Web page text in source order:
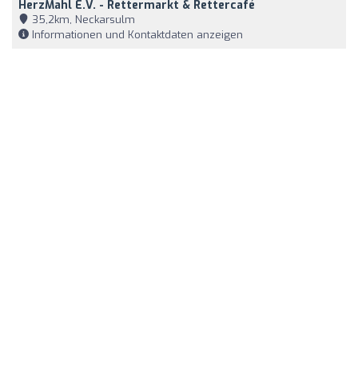
HerzMahl E.V. - Rettermarkt & Rettercafé
35,2km, Neckarsulm
Informationen und Kontaktdaten anzeigen